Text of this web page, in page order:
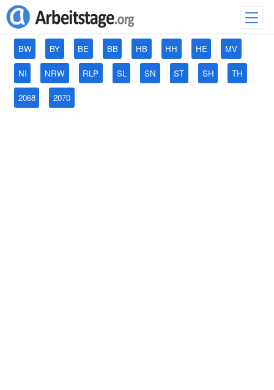
BW BY BE BB HB HH HE MV
NI NRW RLP SL SN ST SH TH
2068 2070